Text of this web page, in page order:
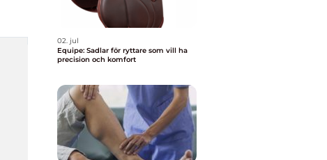
02. jul
Equipe: Sadlar för ryttare som vill ha
precision och komfort